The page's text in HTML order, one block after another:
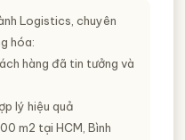
Logistics, chuyên
hóa:
hàng đã tin tưởng và
lý hiệu quả
m2 tại HCM, Bình